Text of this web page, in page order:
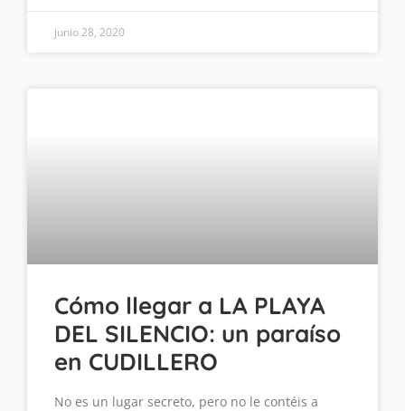
junio 28, 2020
Cómo llegar a LA PLAYA
DEL SILENCIO: un paraíso
en CUDILLERO
No es un lugar secreto, pero no le contéis a